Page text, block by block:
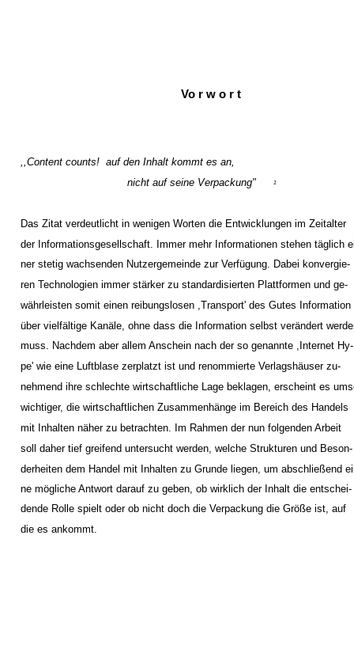
Vo r w o r t
,,Content counts! ­ auf den Inhalt kommt es an,
nicht auf seine Verpackung"
1
Das Zitat verdeutlicht in wenigen Worten die Entwicklungen im Zeitalter
der Informationsgesellschaft. Immer mehr Informationen stehen täglich
ner stetig wachsenden Nutzergemeinde zur Verfügung. Dabei konvergie-
ren Technologien immer stärker zu standardisierten Plattformen und ge-
währleisten somit einen reibungslosen ,Transport' des Gutes Information
über vielfältige Kanäle, ohne dass die Information selbst verändert
muss. Nachdem aber allem Anschein nach der so genannte ,Internet Hy-
pe' wie eine Luftblase zerplatzt ist und renommierte Verlagshäuser zu-
nehmend ihre schlechte wirtschaftliche Lage beklagen, erscheint es
wichtiger, die wirtschaftlichen Zusammenhänge im Bereich des Handels
mit Inhalten näher zu betrachten. Im Rahmen der nun folgenden Arbeit
soll daher tief greifend untersucht werden, welche Strukturen und Beson-
derheiten dem Handel mit Inhalten zu Grunde liegen, um abschließend
ne mögliche Antwort darauf zu geben, ob wirklich der Inhalt die entschei-
dende Rolle spielt oder ob nicht doch die Verpackung die Größe ist, auf
die es ankommt.